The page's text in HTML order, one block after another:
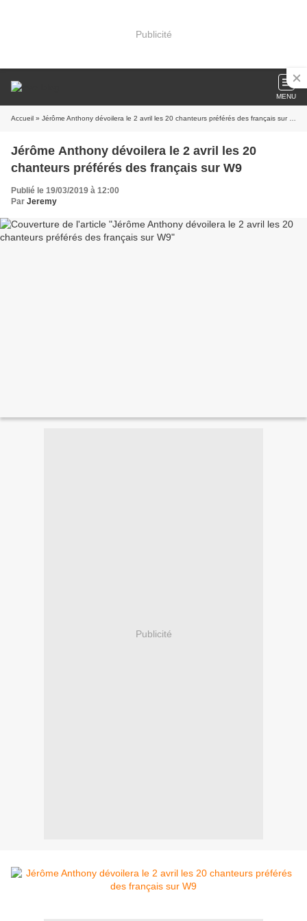
Publicité
MENU
Accueil » Jérôme Anthony dévoilera le 2 avril les 20 chanteurs préférés des français sur W9
Jérôme Anthony dévoilera le 2 avril les 20
chanteurs préférés des français sur W9
Publié le 19/03/2019 à 12:00
Par Jeremy
Publicité